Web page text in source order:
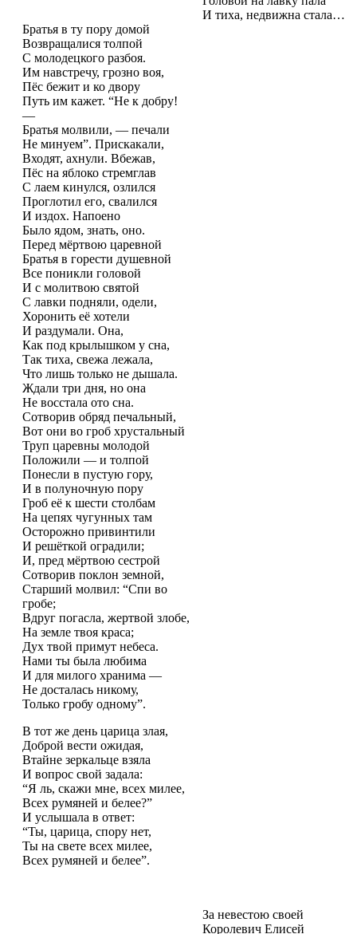
И тиха, недвижна стала…
Братья в ту пору домой
Возвращалися толпой
С молодецкого разбоя.
Им навстречу, грозно воя,
Пёс бежит и ко двору
Путь им кажет. “Не к добру!
—
Братья молвили, — печали
Не минуем”. Прискакали,
Входят, ахнули. Вбежав,
Пёс на яблоко стремглав
С лаем кинулся, озлился
Проглотил его, свалился
И издох. Напоено
Было ядом, знать, оно.
Перед мёртвою царевной
Братья в горести душевной
Все поникли головой
И с молитвою святой
С лавки подняли, одели,
Хоронить её хотели
И раздумали. Она,
Как под крылышком у сна,
Так тиха, свежа лежала,
Что лишь только не дышала.
Ждали три дня, но она
Не восстала ото сна.
Сотворив обряд печальный,
Вот они во гроб хрустальный
Труп царевны молодой
Положили — и толпой
Понесли в пустую гору,
И в полуночную пору
Гроб её к шести столбам
На цепях чугунных там
Осторожно привинтили
И решёткой оградили;
И, пред мёртвою сестрой
Сотворив поклон земной,
Старший молвил: “Спи во
гробе;
Вдруг погасла, жертвой злобе,
На земле твоя краса;
Дух твой примут небеса.
Нами ты была любима
И для милого хранима —
Не досталась никому,
Только гробу одному”.
В тот же день царица злая,
Доброй вести ожидая,
Втайне зеркальце взяла
И вопрос свой задала:
“Я ль, скажи мне, всех милее,
Всех румяней и белее?”
И услышала в ответ:
“Ты, царица, спору нет,
Ты на свете всех милее,
Всех румяней и белее”.
За невестою своей
Королевич Елисей